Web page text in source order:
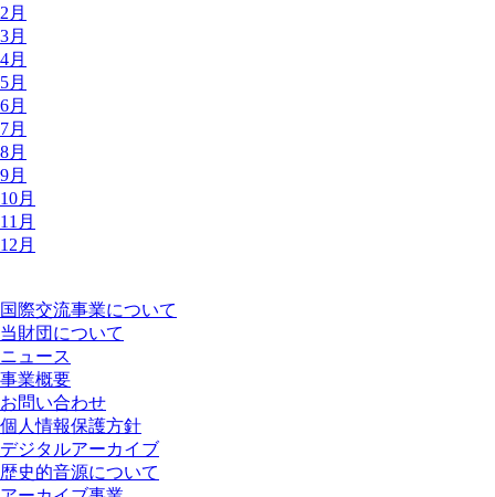
2月
3月
4月
5月
6月
7月
8月
9月
10月
11月
12月
国際交流事業について
当財団について
ニュース
事業概要
お問い合わせ
個人情報保護方針
デジタルアーカイブ
歴史的音源について